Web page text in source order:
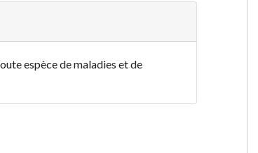
espèce de maladies et de